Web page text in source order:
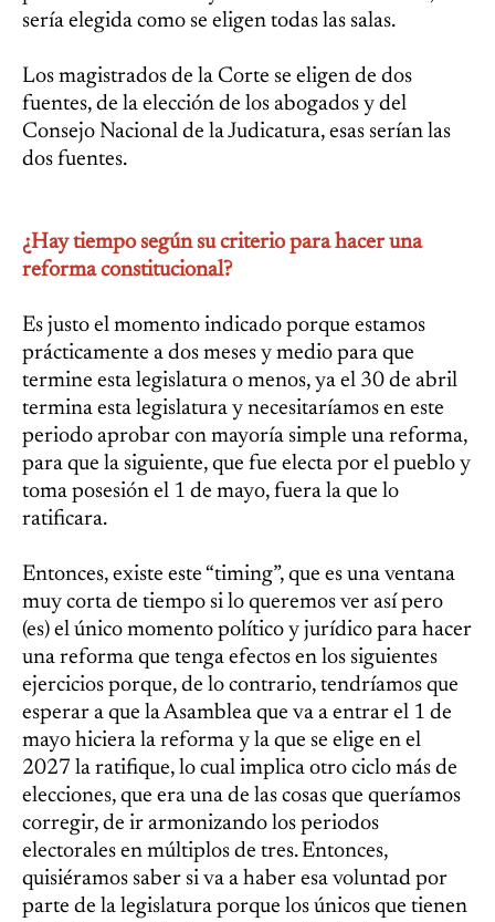
sería elegida como se eligen todas las salas.
Los magistrados de la Corte se eligen de dos
fuentes, de la elección de los abogados y del
Consejo Nacional de la Judicatura, esas serían las
dos fuentes.
¿Hay tiempo según su criterio para hacer una
reforma constitucional?
Es justo el momento indicado porque estamos
prácticamente a dos meses y medio para que
termine esta legislatura o menos, ya el 30 de abril
termina esta legislatura y necesitaríamos en este
periodo aprobar con mayoría simple una reforma,
para que la siguiente, que fue electa por el pueblo y
toma posesión el 1 de mayo, fuera la que lo
ratificara.
Entonces, existe este “timing”, que es una ventana
muy corta de tiempo si lo queremos ver así pero
(es) el único momento político y jurídico para hacer
una reforma que tenga efectos en los siguientes
ejercicios porque, de lo contrario, tendríamos que
esperar a que la Asamblea que va a entrar el 1 de
mayo hiciera la reforma y la que se elige en el
2027 la ratifique, lo cual implica otro ciclo más de
elecciones, que era una de las cosas que queríamos
corregir, de ir armonizando los periodos
electorales en múltiplos de tres. Entonces,
quisiéramos saber si va a haber esa voluntad por
parte de la legislatura porque los únicos que tienen